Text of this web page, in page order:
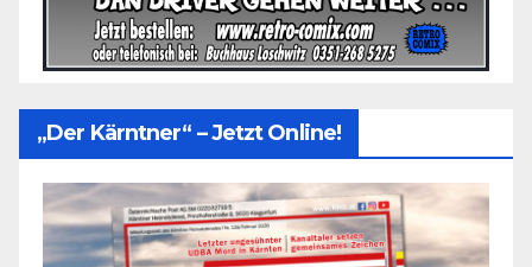
„Der Kärntner“ – Jetzt Online!